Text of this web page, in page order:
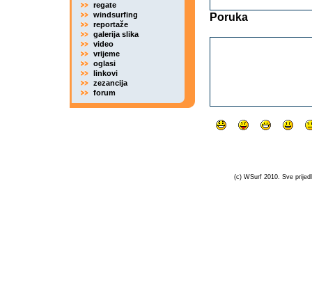
regate
windsurfing
reportaže
galerija slika
video
vrijeme
oglasi
linkovi
zezancija
forum
Poruka
(c) WSurf 2010. Sve